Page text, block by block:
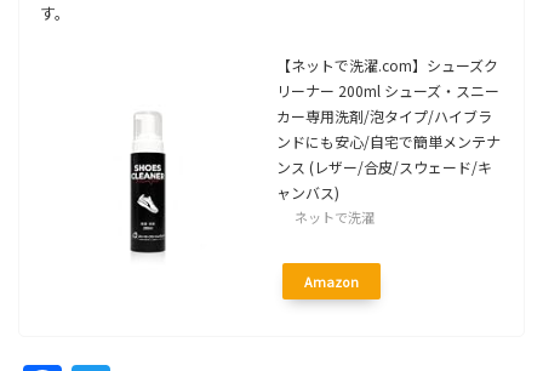
す。
【ネットで洗濯.com】シューズク
リーナー 200ml シューズ・スニー
カー専用洗剤/泡タイプ/ハイブラ
ンドにも安心/自宅で簡単メンテナ
ンス (レザー/合皮/スウェード/キ
ャンバス)
ネットで洗濯
Amazon